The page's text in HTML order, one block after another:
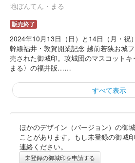
地ぼんてん・まる
販売終了
2024年10月13日（日）と14日（月・祝
幹線福井・敦賀開業記念 越前若狭お城
売された御城印。攻城団のマスコットキ
まる〉の福井版……
すべて表示
小丸城 御城印 2024年秋限定
販売終了
ほかのデザイン（バージョン）の御
ことがあります。もし未登録の御城
連絡ください。
未登録の御城印を申請する